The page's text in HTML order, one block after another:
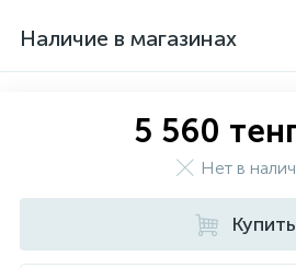
Наличие в магазинах
5 560
Нет в
Купить